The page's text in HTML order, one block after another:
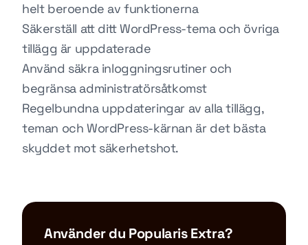
helt beroende av funktionerna
Säkerställ att ditt WordPress-tema och övriga
tillägg är uppdaterade
Använd säkra inloggningsrutiner och
begränsa administratörsåtkomst
Regelbundna uppdateringar av alla tillägg,
teman och WordPress-kärnan är det bästa
skyddet mot säkerhetshot.
Använder du Popularis Extra?